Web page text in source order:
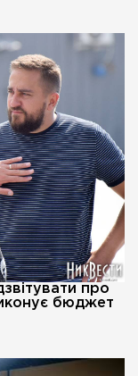
про
бюджет